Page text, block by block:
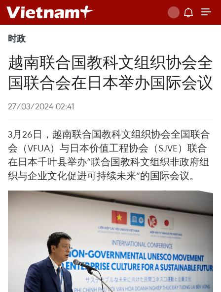
时政
越南联合国教科文组织协会全
国联合会在日本举办国际会议
27/03/2024 02:41
3月26日，越南联合国教科文组织协会全国联合
会（VFUA）与日本价值工程协会（SJVE）联合
在日本千叶县举办“联合国教科文组织非政府组
织与企业文化促进可持续未来”的国际会议。